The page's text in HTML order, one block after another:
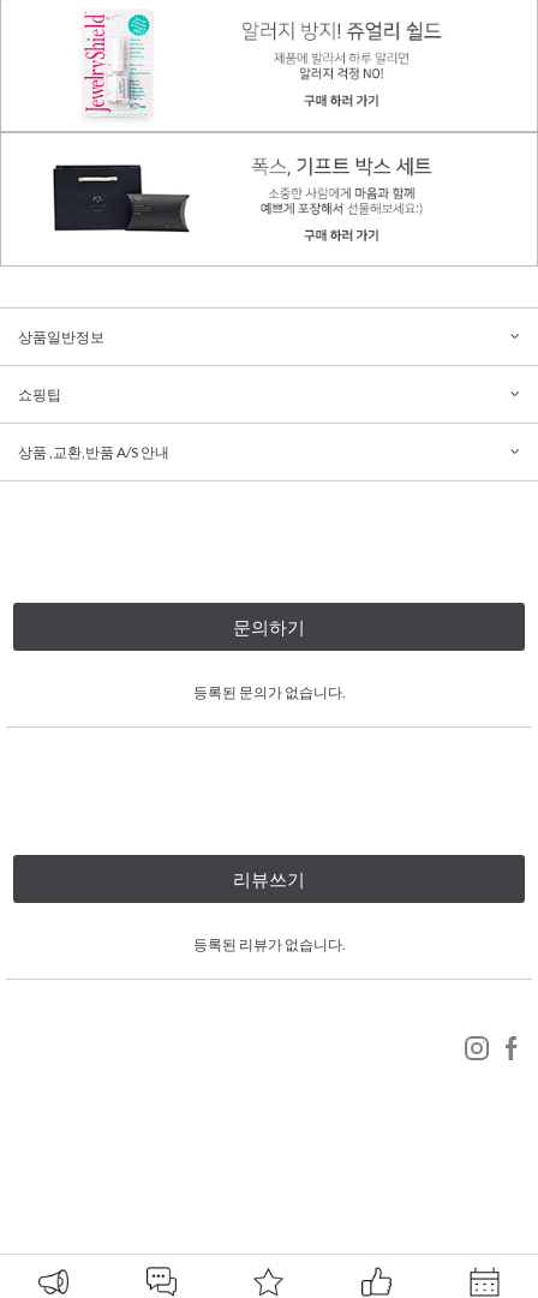
상품일반정보
쇼핑팁
상품 ,교환,반품 A/S 안내
문의하기
등록된 문의가 없습니다.
리뷰쓰기
등록된 리뷰가 없습니다.